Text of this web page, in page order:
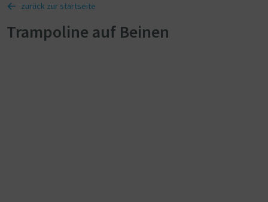
zurück zur startseite
Trampoline auf Beinen